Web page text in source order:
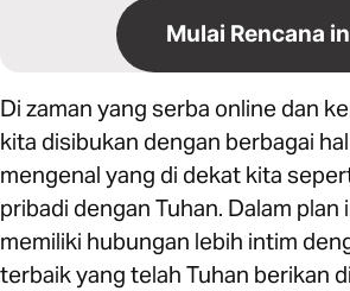
Mulai Rencana
Di zaman yang serba online dan
kita disibukan dengan berbagai
mengenal yang di dekat kita
pribadi dengan Tuhan. Dalam plan
memiliki hubungan lebih intim
terbaik yang telah Tuhan berikan